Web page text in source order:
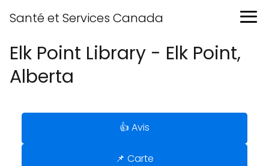
Santé et Services Canada
Elk Point Library - Elk Point,
Alberta
👍 Avis
📌 Carte